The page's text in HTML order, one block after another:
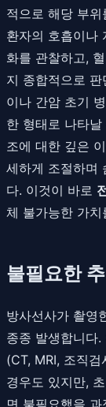
적으로 해당 부
환자의 호흡이나
화를 관찰하고,
지 종합적으로
이나 간암 초기
한 형태로 나타
조에 대한 깊은
세하게 조절하며
다. 이것이 바로
체 불가능한 가
불필요한
방사선사가 촬영
종종 발생합니다
(CT, MRI, 조직
경우도 있지만,
면 불필요했을 과